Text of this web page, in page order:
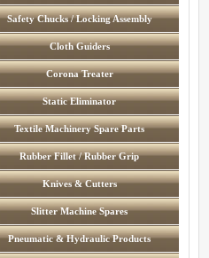
Safety Chucks / Locking Assembly
Cloth Guiders
Corona Treater
Static Eliminator
Textile Machinery Spare Parts
Rubber Fillet / Rubber Grip
Knives & Cutters
Slitter Machine Spares
Pneumatic & Hydraulic Products